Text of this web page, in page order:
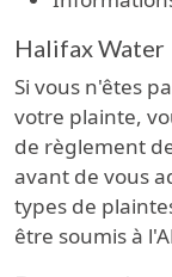
Halifax Water
Si vous n'êtes
votre plainte,
de règlement
avant de vous
types de
être soumis à